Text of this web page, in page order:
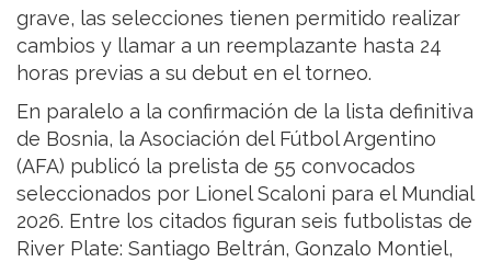
grave, las selecciones tienen permitido realizar
cambios y llamar a un reemplazante hasta 24
horas previas a su debut en el torneo.
En paralelo a la confirmación de la lista definitiva
de Bosnia, la Asociación del Fútbol Argentino
(AFA) publicó la prelista de 55 convocados
seleccionados por Lionel Scaloni para el Mundial
2026. Entre los citados figuran seis futbolistas de
River Plate: Santiago Beltrán, Gonzalo Montiel,